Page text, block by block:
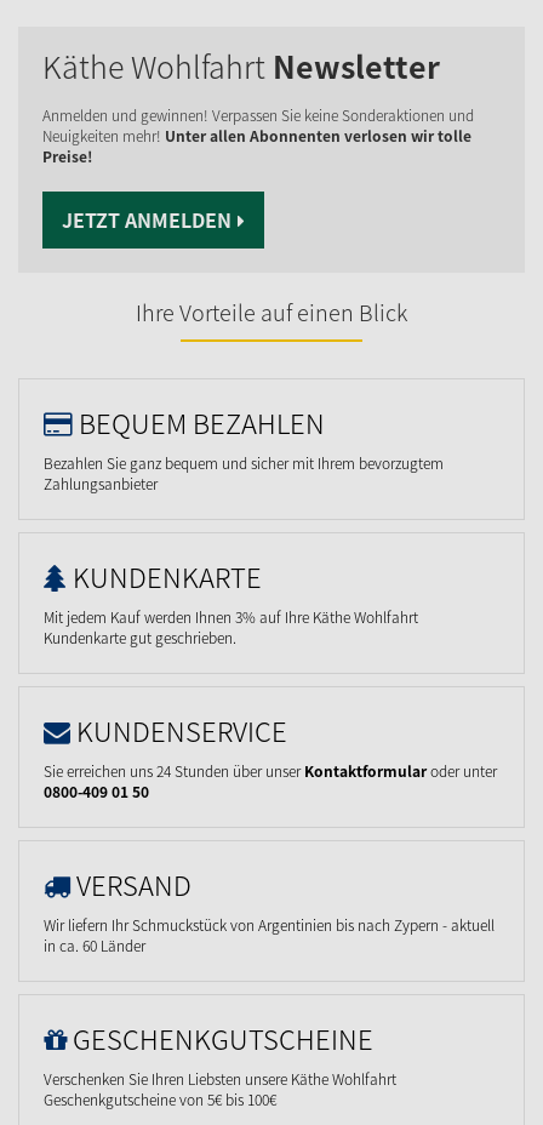
Käthe Wohlfahrt Newsletter
Anmelden und gewinnen! Verpassen Sie keine Sonderaktionen und
Neuigkeiten mehr! Unter allen Abonnenten verlosen wir tolle
Preise!
JETZT ANMELDEN
Ihre Vorteile auf einen Blick
BEQUEM BEZAHLEN
Bezahlen Sie ganz bequem und sicher mit Ihrem bevorzugtem
Zahlungsanbieter
KUNDENKARTE
Mit jedem Kauf werden Ihnen 3% auf Ihre Käthe Wohlfahrt
Kundenkarte gut geschrieben.
KUNDENSERVICE
Sie erreichen uns 24 Stunden über unserKontaktformularoder unter
0800-409 01 50
VERSAND
Wir liefern Ihr Schmuckstück von Argentinien bis nach Zypern - aktuell
in ca. 60 Länder
GESCHENKGUTSCHEINE
Verschenken Sie Ihren Liebsten unsere Käthe Wohlfahrt
Geschenkgutscheine von 5€ bis 100€